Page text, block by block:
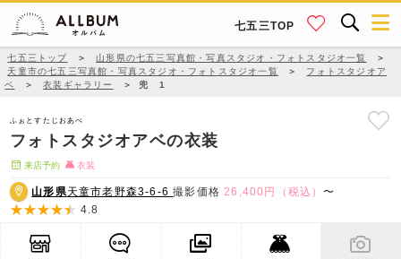
七五三TOP
七五三トップ ＞ 山形県の七五三写真館・写真スタジオ・フォトスタジオ一覧
＞
天童市の七五三写真館・写真スタジオ・フォトスタジオ一覧
＞
フォトスタジオア
ベ
＞ 衣装ギャラリー ＞ 兜 1
ふぉとすたじおあべ
フォトスタジオアベの衣装
来店予約 衣装
山形県天童市老野森3-6-6撮影価格26,400円（税込）〜
4.8